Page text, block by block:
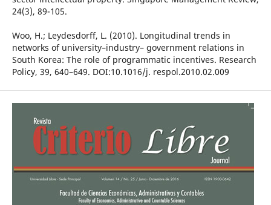
24(3), 89-105.
Woo, H.; Leydesdorff, L. (2010). Longitudinal trends in
networks of university–industry– government relations in
South Korea: The role of programmatic incentives. Research
Policy, 39, 640–649. DOI:10.1016/j. respol.2010.02.009